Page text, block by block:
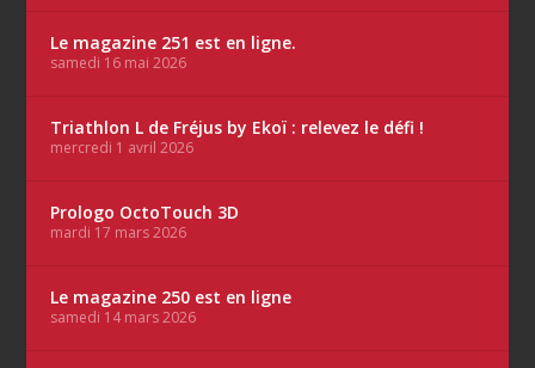
Le magazine 251 est en ligne.
samedi 16 mai 2026
Triathlon L de Fréjus by Ekoï : relevez le défi !
mercredi 1 avril 2026
Prologo OctoTouch 3D
mardi 17 mars 2026
Le magazine 250 est en ligne
samedi 14 mars 2026